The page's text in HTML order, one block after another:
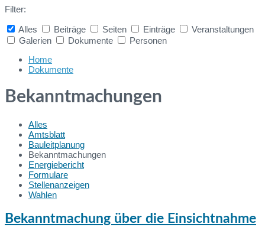
Filter:
Alles
Beiträge Seiten Einträge
Veranstaltungen
Galerien
Dokumente Personen
search
Home
Dokumente
Bekanntmachungen
Alles
Amtsblatt
Bauleitplanung
Bekanntmachungen
Energiebericht
Formulare
Stellenanzeigen
Wahlen
Bekanntmachung über die Einsichtnahme